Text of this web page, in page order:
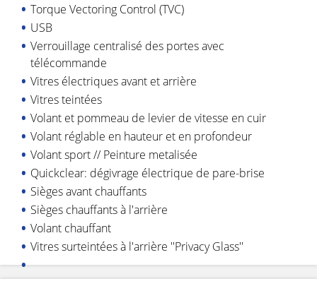
Torque Vectoring Control (TVC)
USB
Verrouillage centralisé des portes avec
télécommande
Vitres électriques avant et arrière
Vitres teintées
Volant et pommeau de levier de vitesse en cuir
Volant réglable en hauteur et en profondeur
Volant sport // Peinture metalisée
Quickclear: dégivrage électrique de pare-brise
Sièges avant chauffants
Sièges chauffants à l'arrière
Volant chauffant
Vitres surteintées à l'arrière ''Privacy Glass''